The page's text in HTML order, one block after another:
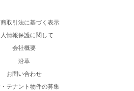
取引法に基づく表示
情報保護に関して
会社概要
沿革
お問い合わせ
テナント物件の募集